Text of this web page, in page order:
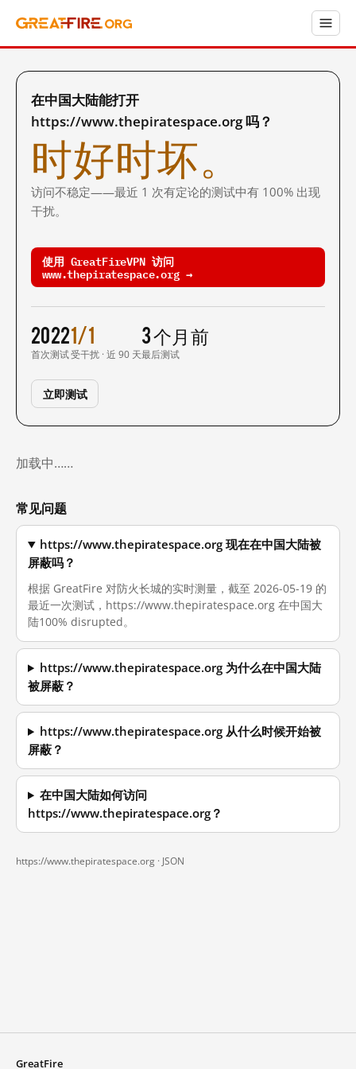
在中国大陆能打开
https://www.thepiratespace.org 吗？
时好时坏。
访问不稳定——最近 1 次有定论的测试中有 100% 出现
干扰。
使用 GreatFireVPN 访问
www.thepiratespace.org →
2022
首次测试
1/1
受干扰 · 近 90 天
3 个月前
最后测试
立即测试
加载中……
常见问题
https://www.thepiratespace.org 现在在中国大陆被
屏蔽吗？
根据 GreatFire 对防火长城的实时测量，截至 2026-05-19 的
最近一次测试，https://www.thepiratespace.org 在中国大
陆100% disrupted。
https://www.thepiratespace.org 为什么在中国大陆
被屏蔽？
https://www.thepiratespace.org 从什么时候开始被
屏蔽？
在中国大陆如何访问
https://www.thepiratespace.org？
https://www.thepiratespace.org · JSON
GreatFire